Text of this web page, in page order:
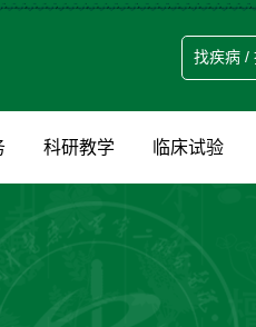
科研教学 临床试验